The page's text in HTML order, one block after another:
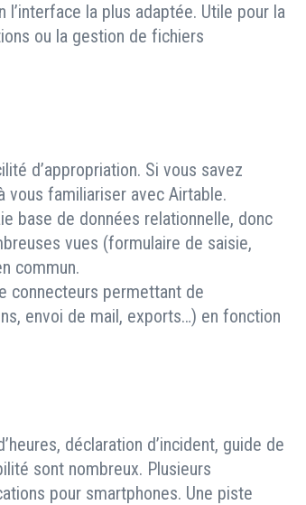
la plus adaptée. Utile pour la
ou la gestion de fichiers
d’appropriation. Si vous savez
vous familiariser avec Airtable.
base de données relationnelle, donc
vues (formulaire de saisie,
commun.
connecteurs permettant de
envoi de mail, exports…) en fonction
déclaration d’incident, guide de
sont nombreux. Plusieurs
pour smartphones. Une piste